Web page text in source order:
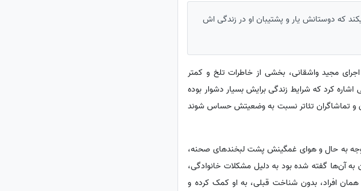
که دوستانش یار و پشتیبان او در زندگی اش
مجید واشقانی، بخشی از خاطرات تلخ و کمتر
کرد که شرایط زندگی برایش بسیار دشوار بوده
و تماشاگران تئاتر نسبت به وضعیتش حساس شوند
توجه به حال و هوای غمگینش پشت لبخندهای صحنه،
به آن‌ها گفته شده بود به دلیل مشکلات خانوادگی،
افراد، بدون شناخت قبلی، به او کمک کرده و